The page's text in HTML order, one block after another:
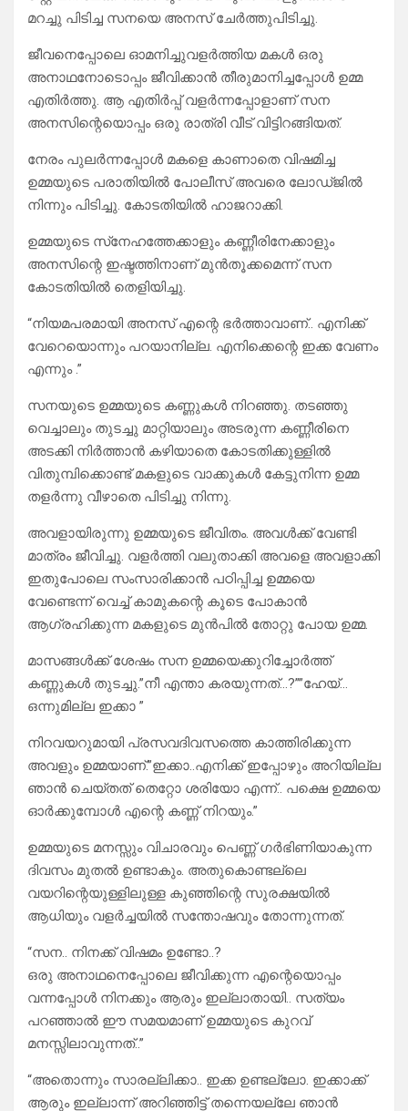
മറച്ചു പിടിച്ച സനയെ അനസ് ചേർത്തുപിടിച്ചു.
ജീവനെപ്പോലെ ഓമനിച്ചുവളർത്തിയ മകൾ ഒരു
അനാഥനോടൊപ്പം ജീവിക്കാൻ തീരുമാനിച്ചപ്പോൾ ഉമ്മ
എതിർത്തു. ആ എതിർപ്പ് വളർന്നപ്പോളാണ് സന
അനസിന്റെയൊപ്പം ഒരു രാത്രി വീട് വിട്ടിറങ്ങിയത്.
നേരം പുലർന്നപ്പോൾ മകളെ കാണാതെ വിഷമിച്ച
ഉമ്മയുടെ പരാതിയിൽ പോലീസ് അവരെ ലോഡ്ജിൽ
നിന്നും പിടിച്ചു. കോടതിയിൽ ഹാജറാക്കി.
ഉമ്മയുടെ സ്‌നേഹത്തേക്കാളും കണ്ണീരിനേക്കാളും
അനസിന്റെ ഇഷ്ടത്തിനാണ് മുൻ‌തൂക്കമെന്ന് സന
കോടതിയിൽ തെളിയിച്ചു.
“നിയമപരമായി അനസ് എന്റെ ഭർത്താവാണ്.. എനിക്ക്
വേറെയൊന്നും പറയാനില്ല. എനിക്കെന്റെ ഇക്ക വേണം
എന്നും .”
സനയുടെ ഉമ്മയുടെ കണ്ണുകൾ നിറഞ്ഞു. തടഞ്ഞു
വെച്ചാലും തുടച്ചു മാറ്റിയാലും അടരുന്ന കണ്ണീരിനെ
അടക്കി നിർത്താൻ കഴിയാതെ കോടതിക്കുള്ളിൽ
വിതുമ്പിക്കൊണ്ട് മകളുടെ വാക്കുകൾ കേട്ടുനിന്ന ഉമ്മ
തളർന്നു വീഴാതെ പിടിച്ചു നിന്നു.
അവളായിരുന്നു ഉമ്മയുടെ ജീവിതം. അവൾക്ക് വേണ്ടി
മാത്രം ജീവിച്ചു. വളർത്തി വലുതാക്കി അവളെ അവളാക്കി
ഇതുപോലെ സംസാരിക്കാൻ പഠിപ്പിച്ച ഉമ്മയെ
വേണ്ടെന്ന് വെച്ച് കാമുകന്റെ കൂടെ പോകാൻ
ആഗ്രഹിക്കുന്ന മകളുടെ മുൻപിൽ തോറ്റു പോയ ഉമ്മ.
മാസങ്ങൾക്ക് ശേഷം സന ഉമ്മയെക്കുറിച്ചോർത്ത്
കണ്ണുകൾ തുടച്ചു.”നീ എന്താ കരയുന്നത്…?””ഹേയ്…
ഒന്നുമില്ല ഇക്കാ ”
നിറവയറുമായി പ്രസവദിവസത്തെ കാത്തിരിക്കുന്ന
അവളും ഉമ്മയാണ്.”ഇക്കാ..എനിക്ക് ഇപ്പോഴും അറിയില്ല
ഞാൻ ചെയ്തത് തെറ്റോ ശരിയോ എന്ന്.. പക്ഷെ ഉമ്മയെ
ഓർക്കുമ്പോൾ എന്റെ കണ്ണ് നിറയും.”
ഉമ്മയുടെ മനസ്സും വിചാരവും പെണ്ണ് ഗർഭിണിയാകുന്ന
ദിവസം മുതൽ ഉണ്ടാകും. അതുകൊണ്ടല്ലെ
വയറിന്റെയുള്ളിലുള്ള കുഞ്ഞിന്റെ സുരക്ഷയിൽ
ആധിയും വളർച്ചയിൽ സന്തോഷവും തോന്നുന്നത്.
“സന.. നിനക്ക് വിഷമം ഉണ്ടോ..?
ഒരു അനാഥനെപ്പോലെ ജീവിക്കുന്ന എന്റെയൊപ്പം
വന്നപ്പോൾ നിനക്കും ആരും ഇല്ലാതായി.. സത്യം
പറഞ്ഞാൽ ഈ സമയമാണ് ഉമ്മയുടെ കുറവ്
മനസ്സിലാവുന്നത്..”
“അതൊന്നും സാരല്ലിക്കാ.. ഇക്ക ഉണ്ടല്ലോ. ഇക്കാക്ക്
ആരും ഇല്ലാന്ന് അറിഞ്ഞിട്ട് തന്നെയല്ലേ ഞാൻ